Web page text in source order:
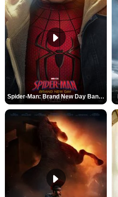
Spider-Man: Brand New Day Bande-annonce VO STFR